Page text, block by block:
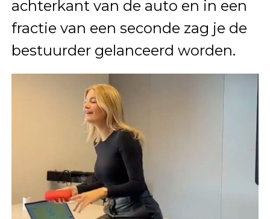
achterkant van de auto en in een
fractie van een seconde zag je de
bestuurder gelanceerd worden.